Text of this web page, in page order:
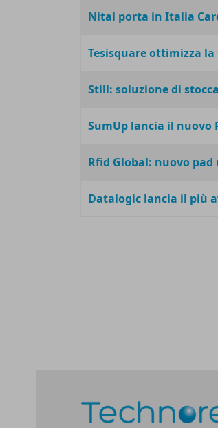
Titolo
Nital porta in Italia
Tesisquare ottimizza
Still: soluzione di
SumUp lancia il nuovo
Rfid Global: nuovo pad
Datalogic lancia il più